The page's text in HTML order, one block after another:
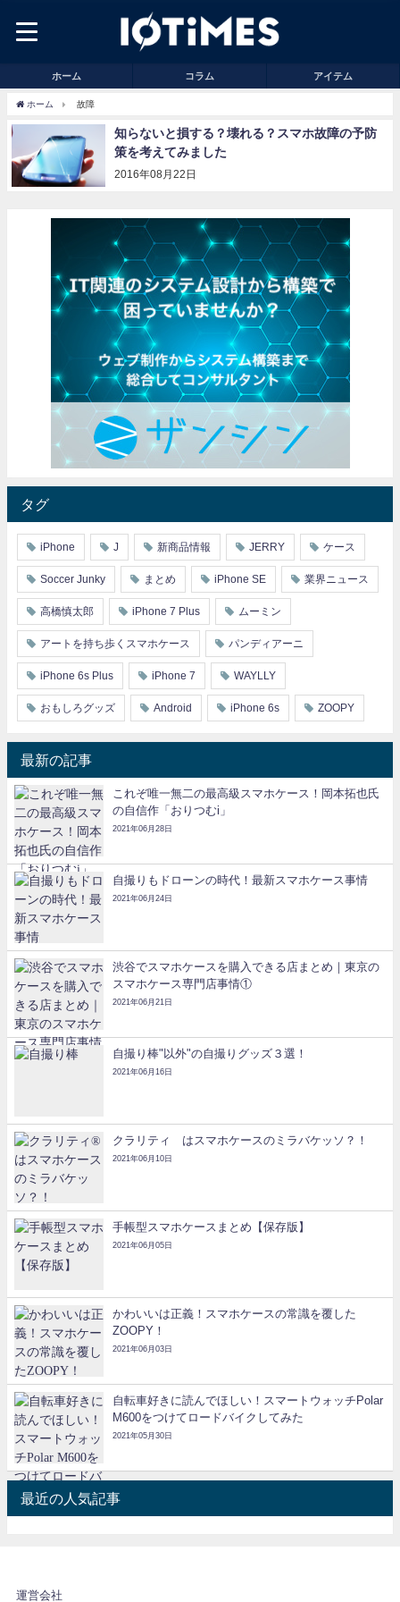
ホーム コラム アイテム
ホーム 故障
知らないと損する？壊れる？スマホ故障の予防
策を考えてみました
2016年08月22日
タグ
iPhone J 新商品情報 JERRY ケース
Soccer Junky まとめ iPhone SE 業界ニュース
高橋慎太郎 iPhone 7 Plus ムーミン
アートを持ち歩くスマホケース パンディアーニ
iPhone 6s Plus iPhone 7 WAYLLY
おもしろグッズ Android iPhone 6s ZOOPY
最新の記事
これぞ唯一無二の最高級スマホケース！岡本拓也氏
の自信作「おりつむi」
2021年06月28日
自撮りもドローンの時代！最新スマホケース事情
2021年06月24日
渋谷でスマホケースを購入できる店まとめ｜東京の
スマホケース専門店事情①
2021年06月21日
自撮り棒"以外"の自撮りグッズ３選！
2021年06月16日
クラリティ®はスマホケースのミラバケッソ？！
2021年06月10日
手帳型スマホケースまとめ【保存版】
2021年06月05日
かわいいは正義！スマホケースの常識を覆した
ZOOPY！
2021年06月03日
自転車好きに読んでほしい！スマートウォッチPolar
M600をつけてロードバイクしてみた
2021年05月30日
最近の人気記事
運営会社